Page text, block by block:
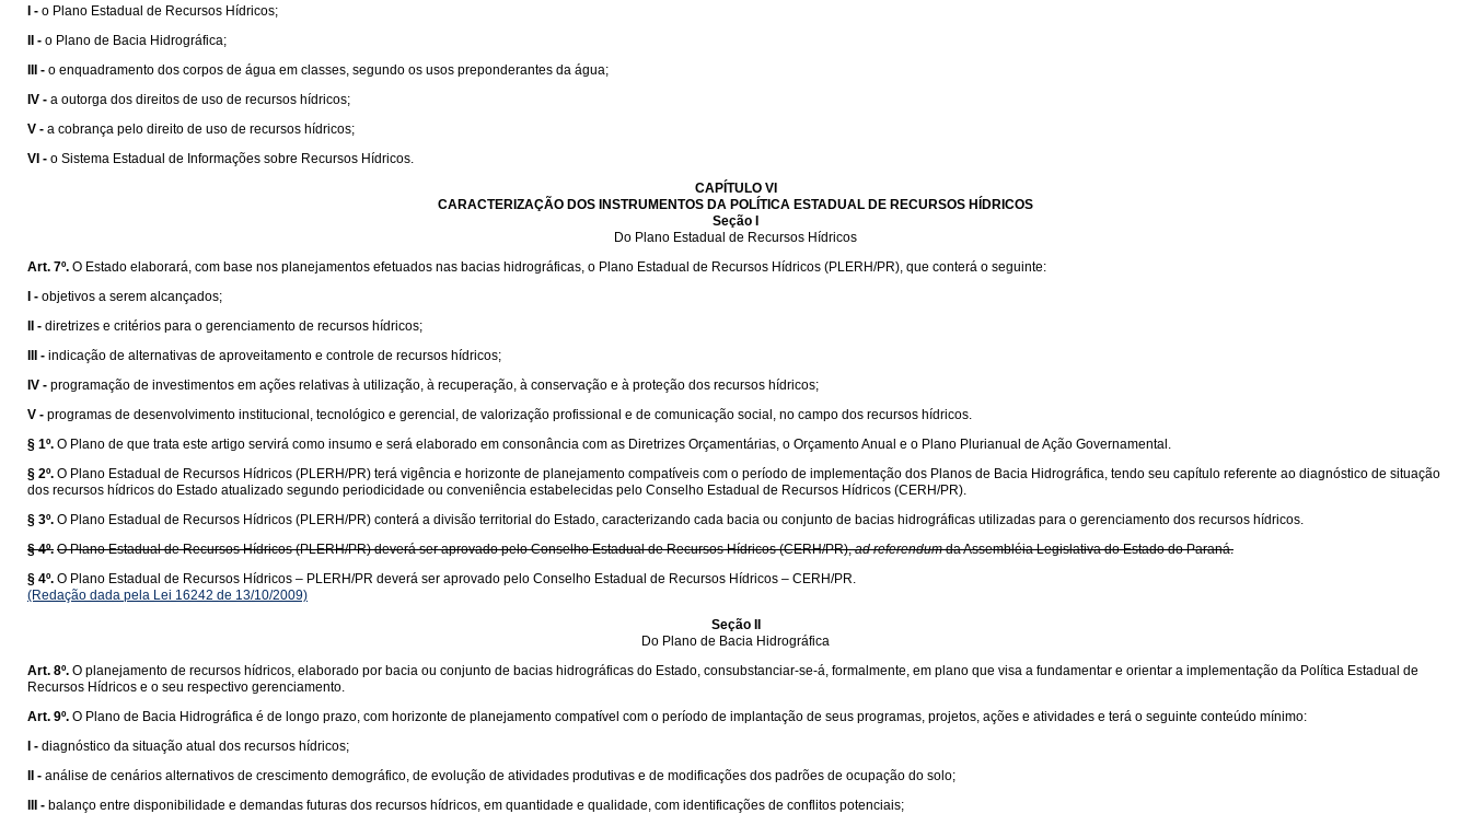
I - o Plano Estadual de Recursos Hídricos;
II - o Plano de Bacia Hidrográfica;
III - o enquadramento dos corpos de água em classes, segundo os usos preponderantes da água;
IV - a outorga dos direitos de uso de recursos hídricos;
V - a cobrança pelo direito de uso de recursos hídricos;
VI - o Sistema Estadual de Informações sobre Recursos Hídricos.
CAPÍTULO VI
CARACTERIZAÇÃO DOS INSTRUMENTOS DA POLÍTICA ESTADUAL DE RECURSOS HÍDRICOS
Seção I
Do Plano Estadual de Recursos Hídricos
Art. 7º. O Estado elaborará, com base nos planejamentos efetuados nas bacias hidrográficas, o Plano Estadual de Recursos Hídricos (PLERH/PR), que conterá o seguinte:
I - objetivos a serem alcançados;
II - diretrizes e critérios para o gerenciamento de recursos hídricos;
III - indicação de alternativas de aproveitamento e controle de recursos hídricos;
IV - programação de investimentos em ações relativas à utilização, à recuperação, à conservação e à proteção dos recursos hídricos;
V - programas de desenvolvimento institucional, tecnológico e gerencial, de valorização profissional e de comunicação social, no campo dos recursos hídricos.
§ 1º. O Plano de que trata este artigo servirá como insumo e será elaborado em consonância com as Diretrizes Orçamentárias, o Orçamento Anual e o Plano Plurianual de Ação Governamental.
§ 2º. O Plano Estadual de Recursos Hídricos (PLERH/PR) terá vigência e horizonte de planejamento compatíveis com o período de implementação dos Planos de Bacia Hidrográfica, tendo seu capítulo referente ao diagnóstico de situação
dos recursos hídricos do Estado atualizado segundo periodicidade ou conveniência estabelecidas pelo Conselho Estadual de Recursos Hídricos (CERH/PR).
§ 3º. O Plano Estadual de Recursos Hídricos (PLERH/PR) conterá a divisão territorial do Estado, caracterizando cada bacia ou conjunto de bacias hidrográficas utilizadas para o gerenciamento dos recursos hídricos.
§ 4º. O Plano Estadual de Recursos Hídricos (PLERH/PR) deverá ser aprovado pelo Conselho Estadual de Recursos Hídricos (CERH/PR),ad referendumda Assembléia Legislativa do Estado do Paraná.
§ 4º. O Plano Estadual de Recursos Hídricos – PLERH/PR deverá ser aprovado pelo Conselho Estadual de Recursos Hídricos – CERH/PR.
(Redação dada pela Lei 16242 de 13/10/2009)
Seção II
Do Plano de Bacia Hidrográfica
Art. 8º. O planejamento de recursos hídricos, elaborado por bacia ou conjunto de bacias hidrográficas do Estado, consubstanciar-se-á, formalmente, em plano que visa a fundamentar e orientar a implementação da Política Estadual de
Recursos Hídricos e o seu respectivo gerenciamento.
Art. 9º. O Plano de Bacia Hidrográfica é de longo prazo, com horizonte de planejamento compatível com o período de implantação de seus programas, projetos, ações e atividades e terá o seguinte conteúdo mínimo:
I - diagnóstico da situação atual dos recursos hídricos;
II - análise de cenários alternativos de crescimento demográfico, de evolução de atividades produtivas e de modificações dos padrões de ocupação do solo;
III - balanço entre disponibilidade e demandas futuras dos recursos hídricos, em quantidade e qualidade, com identificações de conflitos potenciais;